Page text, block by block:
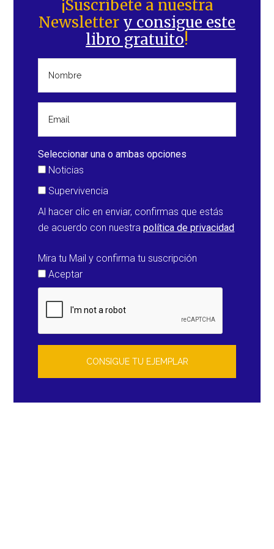
lateral
principal
¡Suscríbete a nuestra
Newsletter y consigue este
libro gratuito!
Seleccionar una o ambas opciones
Noticias
Supervivencia
Al hacer clic en enviar, confirmas que estás
de acuerdo con nuestrapolítica de privacidad
Mira tu Mail y confirma tu suscripción
Aceptar